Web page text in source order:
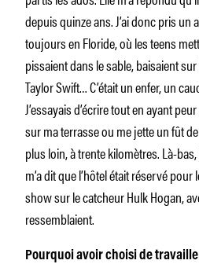
depuis quinze ans. J’ai donc pris un
toujours en Floride, où les teens
pissaient dans le sable, baisaient
Taylor Swift… C’était un enfer, un
J’essayais d’écrire tout en ayant
sur ma terrasse ou me jette un fût
plus loin, à trente kilomètres. Là-
m’a dit que l’hôtel était réservé
show sur le catcheur Hulk Hogan,
ressemblaient.
Pourquoi avoir choisi de